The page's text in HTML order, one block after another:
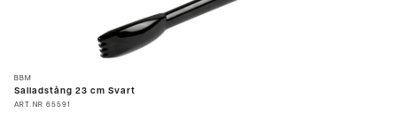
BBM
Salladstång 23 cm Svart
ART.NR 65591